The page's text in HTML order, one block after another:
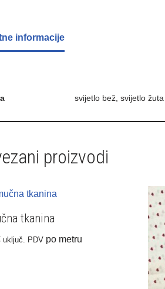
informacije
svijetlo bež, svijetlo žuta
proizvodi
tkanina
uključ. PDV po metru